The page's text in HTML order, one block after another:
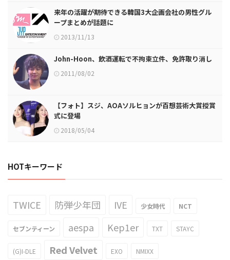
来年の活躍が期待できる韓国3大企画会社の男性グル
ープまとめが話題に
2013/11/13
John-Hoon、飲酒運転で不拘束立件、免許取り消し
2011/08/02
【フォト】スジ、AOAソルヒョンが百想芸術大賞授賞
式に登場
2018/05/04
HOTキーワード
TWICE 防弾少年団 IVE 少女時代 NCT
セブンティーン aespa Kep1er TXT STAYC
(G)I-DLE Red Velvet EXO NMIXX